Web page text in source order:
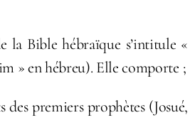
la Bible hébraïque s’intitule «
» en hébreu). Elle comporte ;
des premiers prophètes (Josué,